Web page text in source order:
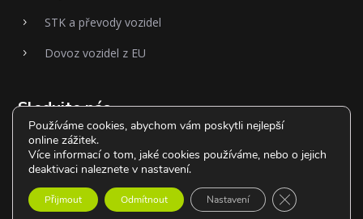
5 STK a převody vozidel
5 Dovoz vozidel z EU
Sledujte nás
Používáme cookies, abychom vám poskytli nejlepší
online zážitek.
Více informací o tom, jaké cookies používáme, nebo o jejich
deaktivaci naleznete v nastavení.
Přijmout Odmítnout Nastavení Zavřít cookie